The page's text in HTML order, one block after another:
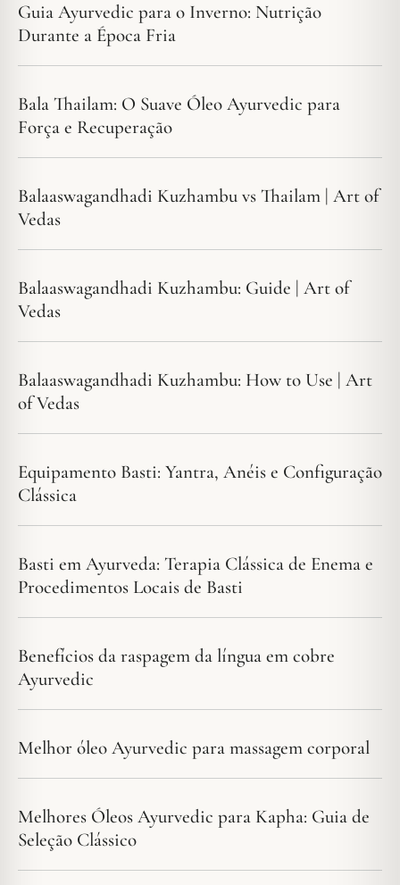
Guia Ayurvedic para o Inverno: Nutrição
Durante a Época Fria
Bala Thailam: O Suave Óleo Ayurvedic para
Força e Recuperação
Balaaswagandhadi Kuzhambu vs Thailam | Art of
Vedas
Balaaswagandhadi Kuzhambu: Guide | Art of
Vedas
Balaaswagandhadi Kuzhambu: How to Use | Art
of Vedas
Equipamento Basti: Yantra, Anéis e Configuração
Clássica
Basti em Ayurveda: Terapia Clássica de Enema e
Procedimentos Locais de Basti
Benefícios da raspagem da língua em cobre
Ayurvedic
Melhor óleo Ayurvedic para massagem corporal
Melhores Óleos Ayurvedic para Kapha: Guia de
Seleção Clássico